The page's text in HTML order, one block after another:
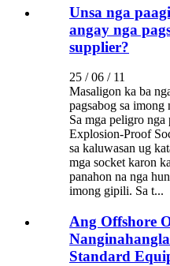
Unsa nga
angay nga
supplier?
25 / 06 / 11
Masaligon ka ba
pagsabog sa imong
Sa mga peligro
Explosion-Proof
sa kaluwasan ug
mga socket karon
panahon na nga
imong gipili. Sa t...
Ang Offshore
Standard